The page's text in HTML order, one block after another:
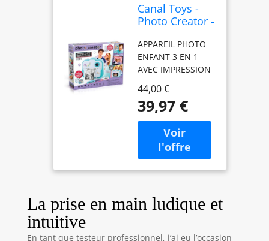
Canal Toys -
Photo Creator -
3 en 1 à
Impression
Instantanée
Turquoise - + 2
Modes : Selfie
& Caméra
Vidéo - Cadeau
Appareil Photo
Enfant 8 Ans +
- 4 Rouleaux -
250 Clichés -
APPAREIL PHOTO
ENFANT 3 EN 1
AVEC IMPRESSION
Capture tes
moments en photo
ou vidéo, imprime-
les en un clic grâce
à la technologie
thermique sans
encre et profite
à utiliser, parfait
pour enfants dès 8
PHOTO, SELFIE &
44,00 €
39,97 €
La prise en main ludique et
intuitive
En tant que testeur professionnel, j’ai eu l’occasion